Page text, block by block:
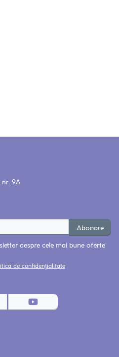
nr. 9A
Abonare
despre cele mai bune oferte
de confidențialitate